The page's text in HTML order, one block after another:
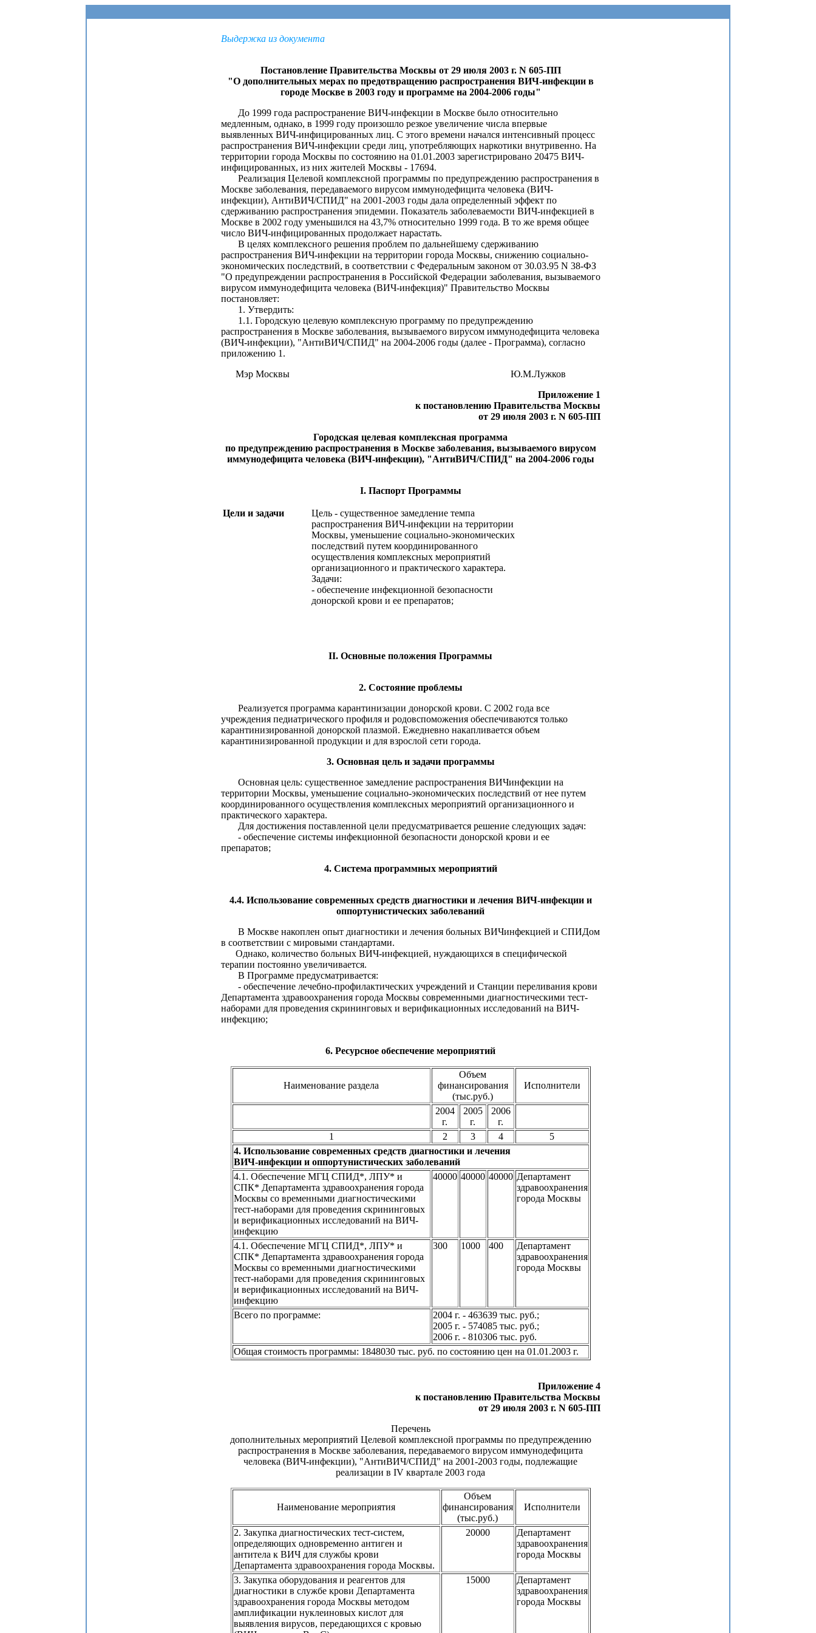
Выдержка из документа
Постановление Правительства Москвы от 29 июля 2003 г. N 605-ПП
"О дополнительных мерах по предотвращению распространения ВИЧ-инфекции в
городе Москве в 2003 году и программе на 2004-2006 годы"
До 1999 года распространение ВИЧ-инфекции в Москве было относительно
медленным, однако, в 1999 году произошло резкое увеличение числа впервые
выявленных ВИЧ-инфицированных лиц. С этого времени начался интенсивный процесс
распространения ВИЧ-инфекции среди лиц, употребляющих наркотики внутривенно. На
территории города Москвы по состоянию на 01.01.2003 зарегистрировано 20475 ВИЧ-
инфицированных, из них жителей Москвы - 17694.
Реализация Целевой комплексной программы по предупреждению распространения в
Москве заболевания, передаваемого вирусом иммунодефицита человека (ВИЧ-
инфекции), АнтиВИЧ/СПИД" на 2001-2003 годы дала определенный эффект по
сдерживанию распространения эпидемии. Показатель заболеваемости ВИЧ-инфекцией в
Москве в 2002 году уменьшился на 43,7% относительно 1999 года. В то же время общее
число ВИЧ-инфицированных продолжает нарастать.
В целях комплексного решения проблем по дальнейшему сдерживанию
распространения ВИЧ-инфекции на территории города Москвы, снижению социально-
экономических последствий, в соответствии с Федеральным законом от 30.03.95 N 38-ФЗ
"О предупреждении распространения в Российской Федерации заболевания, вызываемого
вирусом иммунодефицита человека (ВИЧ-инфекция)" Правительство Москвы
постановляет:
1. Утвердить:
1.1. Городскую целевую комплексную программу по предупреждению
распространения в Москве заболевания, вызываемого вирусом иммунодефицита человека
(ВИЧ-инфекции), "АнтиВИЧ/СПИД" на 2004-2006 годы (далее - Программа), согласно
приложению 1.
Мэр Москвы Ю.М.Лужков
Приложение 1
к постановлению Правительства Москвы
от 29 июля 2003 г. N 605-ПП
Городская целевая комплексная программа
по предупреждению распространения в Москве заболевания, вызываемого вирусом
иммунодефицита человека (ВИЧ-инфекции), "АнтиВИЧ/СПИД" на 2004-2006 годы
I. Паспорт Программы
Цели и задачи
Цель - существенное замедление темпа
распространения ВИЧ-инфекции на территории
Москвы, уменьшение социально-экономических
последствий путем координированного
осуществления комплексных мероприятий
организационного и практического характера.
Задачи:
- обеспечение инфекционной безопасности
донорской крови и ее препаратов;
II. Основные положения Программы
2. Состояние проблемы
Реализуется программа карантинизации донорской крови. С 2002 года все
учреждения педиатрического профиля и родовспоможения обеспечиваются только
карантинизированной донорской плазмой. Ежедневно накапливается объем
карантинизированной продукции и для взрослой сети города.
3. Основная цель и задачи программы
Основная цель: существенное замедление распространения ВИЧинфекции на
территории Москвы, уменьшение социально-экономических последствий от нее путем
координированного осуществления комплексных мероприятий организационного и
практического характера.
Для достижения поставленной цели предусматривается решение следующих задач:
- обеспечение системы инфекционной безопасности донорской крови и ее
препаратов;
4. Система программных мероприятий
4.4. Использование современных средств диагностики и лечения ВИЧ-инфекции и
оппортунистических заболеваний
В Москве накоплен опыт диагностики и лечения больных ВИЧинфекцией и СПИДом
в соответствии с мировыми стандартами.
Однако, количество больных ВИЧ-инфекцией, нуждающихся в специфической
терапии постоянно увеличивается.
В Программе предусматривается:
- обеспечение лечебно-профилактических учреждений и Станции переливания крови
Департамента здравоохранения города Москвы современными диагностическими тест-
наборами для проведения скрининговых и верификационных исследований на ВИЧ-
инфекцию;
6. Ресурсное обеспечение мероприятий
Наименование раздела
Объем
финансирования
(тыс.руб.)
Исполнители
2004
г.
2005
г.
2006
г.
1
2 3 4
5
4. Использование современных средств диагностики и лечения
ВИЧ-инфекции и оппортунистических заболеваний
4.1. Обеспечение МГЦ СПИД*, ЛПУ* и
СПК* Департамента здравоохранения города
Москвы со временными диагностическими
тест-наборами для проведения скрининговых
и верификационных исследований на ВИЧ-
инфекцию
40000 40000 40000 Департамент
здравоохранения
города Москвы
4.1. Обеспечение МГЦ СПИД*, ЛПУ* и
СПК* Департамента здравоохранения города
Москвы со временными диагностическими
тест-наборами для проведения скрининговых
и верификационных исследований на ВИЧ-
инфекцию
300 1000 400
Департамент
здравоохранения
города Москвы
Всего по программе:
2004 г. - 463639 тыс. руб.;
2005 г. - 574085 тыс. руб.;
2006 г. - 810306 тыс. руб.
Общая стоимость программы: 1848030 тыс. руб. по состоянию цен на 01.01.2003 г.
Приложение 4
к постановлению Правительства Москвы
от 29 июля 2003 г. N 605-ПП
Перечень
дополнительных мероприятий Целевой комплексной программы по предупреждению
распространения в Москве заболевания, передаваемого вирусом иммунодефицита
человека (ВИЧ-инфекции), "АнтиВИЧ/СПИД" на 2001-2003 годы, подлежащие
реализации в IV квартале 2003 года
Наименование мероприятия
Объем
финансирования
(тыс.руб.)
Исполнители
2. Закупка диагностических тест-систем,
определяющих одновременно антиген и
антитела к ВИЧ для службы крови
Департамента здравоохранения города Москвы.
20000
Департамент
здравоохранения
города Москвы
3. Закупка оборудования и реагентов для
диагностики в службе крови Департамента
здравоохранения города Москвы методом
амплификации нуклеиновых кислот для
выявления вирусов, передающихся с кровью
15000
Департамент
здравоохранения
города Москвы